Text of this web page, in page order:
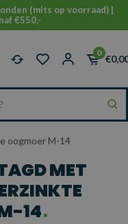
(mits op voorraad) |
€550,-
0
oogmoer M-14
MET
14